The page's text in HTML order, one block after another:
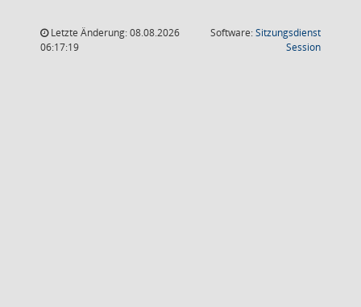
Letzte Änderung: 08.08.2026
06:17:19
Software:Sitzungsdienst
Session(Wird in